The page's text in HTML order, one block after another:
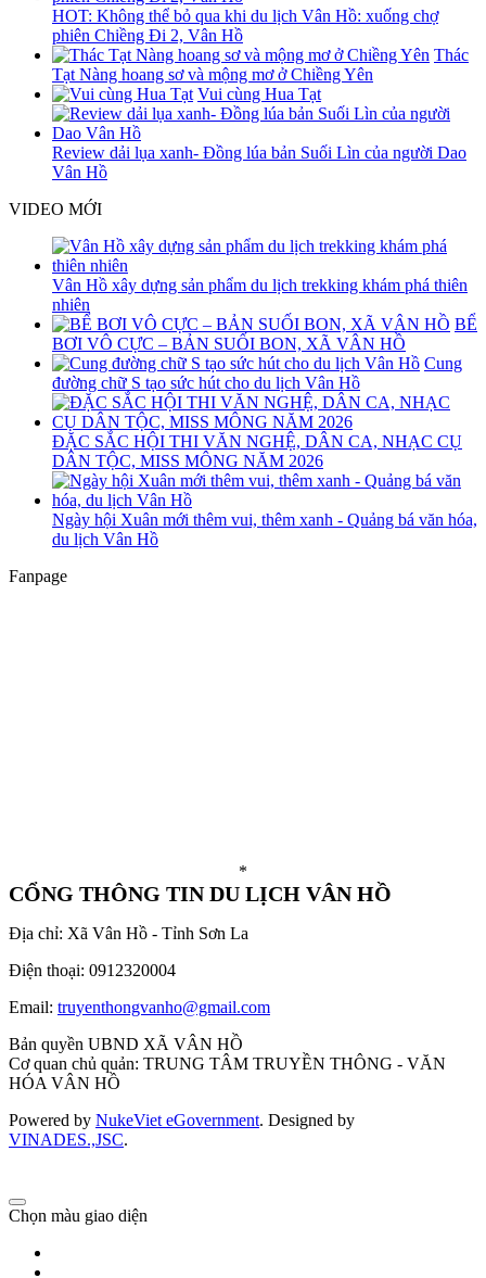
HOT: Không thể bỏ qua khi du lịch Vân Hồ: xuống chợ
phiên Chiềng Đi 2, Vân Hồ
Thác
Tạt Nàng hoang sơ và mộng mơ ở Chiềng Yên
Vui cùng Hua Tạt
Review dải lụa xanh- Đồng lúa bản Suối Lìn của người Dao
Vân Hồ
VIDEO MỚI
Vân Hồ xây dựng sản phẩm du lịch trekking khám phá thiên
nhiên
BỂ
BƠI VÔ CỰC – BẢN SUỐI BON, XÃ VÂN HỒ
Cung
đường chữ S tạo sức hút cho du lịch Vân Hồ
ĐẶC SẮC HỘI THI VĂN NGHỆ, DÂN CA, NHẠC CỤ
DÂN TỘC, MISS MÔNG NĂM 2026
Ngày hội Xuân mới thêm vui, thêm xanh - Quảng bá văn hóa,
du lịch Vân Hồ
Fanpage
*
CỔNG THÔNG TIN DU LỊCH VÂN HỒ
Địa chỉ: Xã Vân Hồ - Tỉnh Sơn La
Điện thoại: 0912320004
Email: truyenthongvanho@gmail.com
Bản quyền UBND XÃ VÂN HỒ
Cơ quan chủ quản: TRUNG TÂM TRUYỀN THÔNG - VĂN
HÓA VÂN HỒ
Powered by NukeViet eGovernment. Designed by
VINADES.,JSC.
Chọn màu giao diện